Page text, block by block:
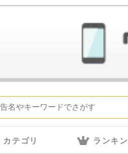
カテゴリ ランキ